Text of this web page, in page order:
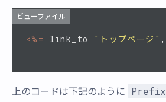
ビューファイル
<%= link_to "トップページ" ,
上のコードは下記のように Prefix